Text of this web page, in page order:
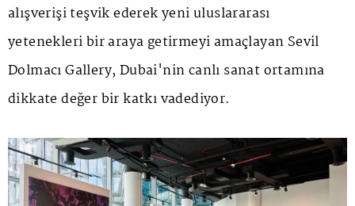
alışverişi teşvik ederek yeni uluslararası
yetenekleri bir araya getirmeyi amaçlayan Sevil
Dolmacı Gallery, Dubai'nin canlı sanat ortamına
dikkate değer bir katkı vadediyor.